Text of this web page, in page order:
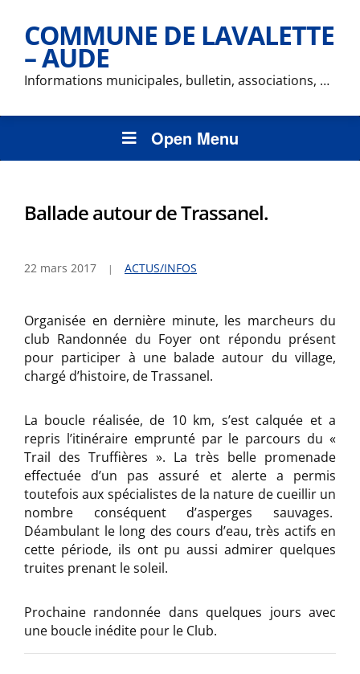
COMMUNE DE LAVALETTE
– AUDE
Informations municipales, bulletin, associations, …
Open Menu
Ballade autour de Trassanel.
22 mars 2017 ACTUS/INFOS
Organisée en dernière minute, les marcheurs du
club Randonnée du Foyer ont répondu présent
pour participer à une balade autour du village,
chargé d’histoire, de Trassanel.
La boucle réalisée, de 10 km, s’est calquée et a
repris l’itinéraire emprunté par le parcours du «
Trail des Truffières ». La très belle promenade
effectuée d’un pas assuré et alerte a permis
toutefois aux spécialistes de la nature de cueillir un
nombre conséquent d’asperges sauvages.
Déambulant le long des cours d’eau, très actifs en
cette période, ils ont pu aussi admirer quelques
truites prenant le soleil.
Prochaine randonnée dans quelques jours avec
une boucle inédite pour le Club.